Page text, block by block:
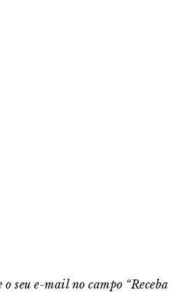
seu e-mail no campo “Receba